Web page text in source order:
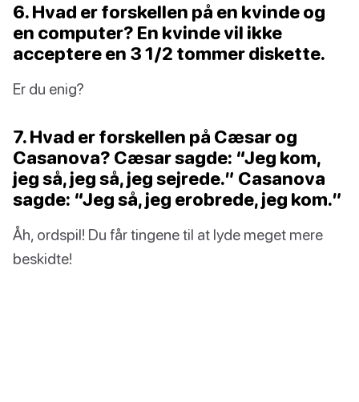
6. Hvad er forskellen på en kvinde og
en computer? En kvinde vil ikke
acceptere en 3 1/2 tommer diskette.
Er du enig?
7. Hvad er forskellen på Cæsar og
Casanova? Cæsar sagde: “Jeg kom,
jeg så, jeg så, jeg sejrede.” Casanova
sagde: “Jeg så, jeg erobrede, jeg kom.”
Åh, ordspil! Du får tingene til at lyde meget mere
beskidte!